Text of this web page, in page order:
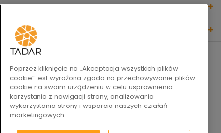
BLOG
KONTAKT
Poprzez kliknięcie na „Akceptacja wszystkich plików
cookie” jest wyrażona zgoda na przechowywanie plików
cookie na swoim urządzeniu w celu usprawnienia
korzystania z nawigacji strony, analizowania
wykorzystania strony i wsparcia naszych działań
marketingowych.